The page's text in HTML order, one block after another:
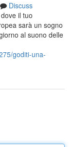
Discuss
il tuo
sarà un sogno
al suono delle
goditi-una-